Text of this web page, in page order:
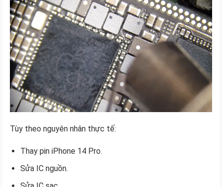
Tùy theo nguyên nhân thực tế:
Thay pin iPhone 14 Pro.
Sửa IC nguồn.